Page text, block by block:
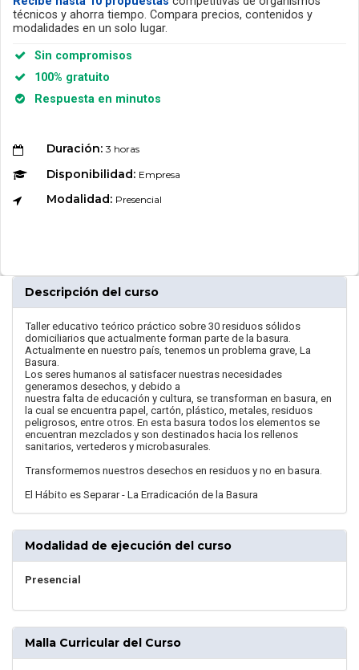
técnicos y ahorra tiempo. Compara precios, contenidos y
modalidades en un solo lugar.
Sin compromisos
100% gratuito
Respuesta en minutos
Duración: 3 horas
Disponibilidad: Empresa
Modalidad: Presencial
Descripción del curso
Taller educativo teórico práctico sobre 30 residuos sólidos
domiciliarios que actualmente forman parte de la basura.
Actualmente en nuestro país, tenemos un problema grave, La
Basura.
Los seres humanos al satisfacer nuestras necesidades
generamos desechos, y debido a
nuestra falta de educación y cultura, se transforman en basura, en
la cual se encuentra papel, cartón, plástico, metales, residuos
peligrosos, entre otros. En esta basura todos los elementos se
encuentran mezclados y son destinados hacia los rellenos
sanitarios, vertederos y microbasurales.
Transformemos nuestros desechos en residuos y no en basura.
El Hábito es Separar - La Erradicación de la Basura
Modalidad de ejecución del curso
Presencial
Malla Curricular del Curso